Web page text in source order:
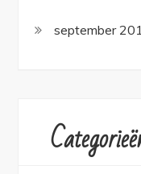
september